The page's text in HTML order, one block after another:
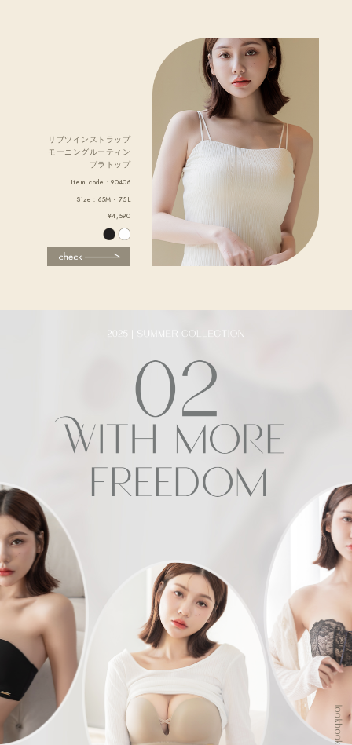
リブツインストラップ
モーニングルーティン
ブラトップ
Item code：90406
Size：65M - 75L
¥4,590